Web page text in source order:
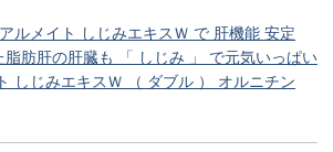
ルメイト しじみエキスＷ で 肝機能 安定
肪肝の肝臓も 「 しじみ 」 で元気いっぱい
しじみエキスＷ （ ダブル ） オルニチン